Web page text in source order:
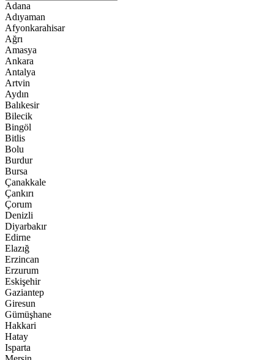
Adana
Adıyaman
Afyonkarahisar
Ağrı
Amasya
Ankara
Antalya
Artvin
Aydın
Balıkesir
Bilecik
Bingöl
Bitlis
Bolu
Burdur
Bursa
Çanakkale
Çankırı
Çorum
Denizli
Diyarbakır
Edirne
Elazığ
Erzincan
Erzurum
Eskişehir
Gaziantep
Giresun
Gümüşhane
Hakkari
Hatay
Isparta